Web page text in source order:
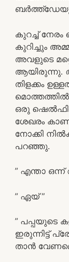
കുറച്ച് നേരം
കുറിച്ചും
അവളുടെ
ആയിരുന്നു.
തിളക്കം
മൊത്തത്തിൽ
ഒരു
ശേഖരം
നോക്കി
പറഞ്ഞു.
” എന്താ
” ഏയ് ”
”
ഇരുന്നിട്ട്
താൻ